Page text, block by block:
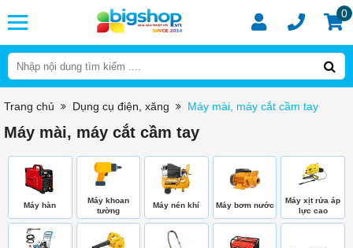
0
Trang chủ Dụng cụ điện, xăng Máy mài, máy cắt cầm tay
Máy mài, máy cắt cầm tay
Máy hàn
Máy khoan
tường
Máy nén khí Máy bơm nước
Máy xịt rửa áp
lực cao